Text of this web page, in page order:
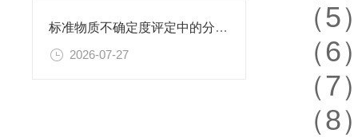
标准物质不确定度评定中的分量识别与量化计算方法
2026-07-27
（
（
（
（